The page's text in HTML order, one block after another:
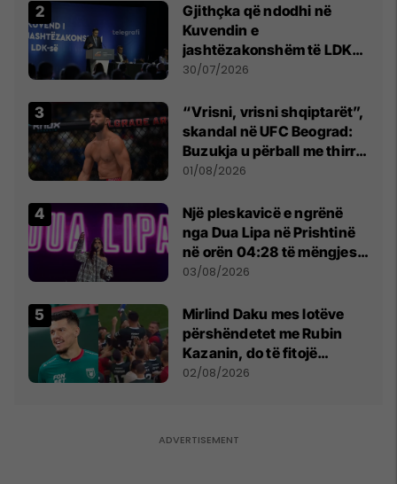
Gjithçka që ndodhi në
Kuvendin e
jashtëzakonshëm të LDK-
së
30/07/2026
“Vrisni, vrisni shqiptarët”,
skandal në UFC Beograd:
Buzukja u përball me thirrje
anti-shqiptare nga
01/08/2026
Një pleskavicë e ngrënë
nga Dua Lipa në Prishtinë
në orën 04:28 të mëngjesit
- dhe bota digjitale serbe
03/08/2026
Mirlind Daku mes lotëve
përshëndetet me Rubin
Kazanin, do të fitojë
miliona te Spartak Moska
02/08/2026